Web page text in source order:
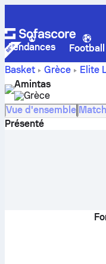
Tendances Football
Basket
Grèce Elite
calendrier et joueurs
Amintas
Grèce
Vue d'ensemble
Présenté